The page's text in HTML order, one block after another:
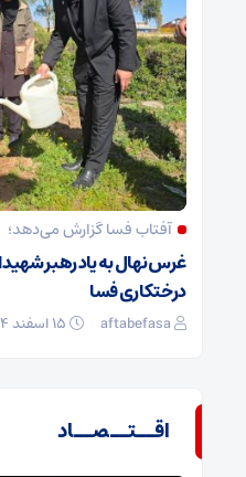
آفتاب فسا گزارش می‌دهد؛
غرس نهال به یاد رهبر شهید
درختکاری فسا
aftabefasa
اقــتــصــاد